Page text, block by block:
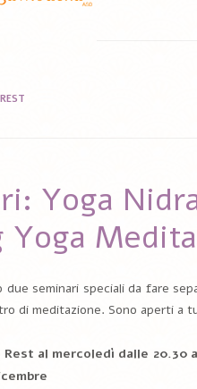
Yoga
Yoga
due seminari speciali da fare
di meditazione. Sono aperti a
Rest al mercoledì dalle